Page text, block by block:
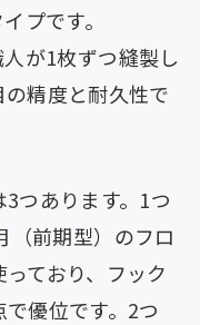
プです。
が1枚ずつ縫製し
精度と耐久性で
つあります。1つ
（前期型）のフロ
ており、フック
優位です。2つ